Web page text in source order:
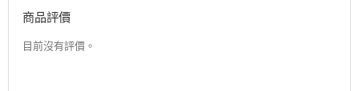
商品評價
目前沒有評價。